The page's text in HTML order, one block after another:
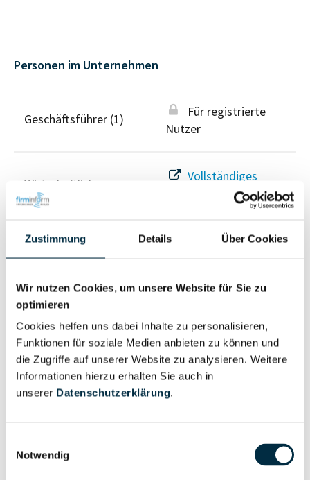
Zustimmung Details Über Cookies
Wir nutzen Cookies, um unsere Website für Sie zu
optimieren
Cookies helfen uns dabei Inhalte zu personalisieren,
Funktionen für soziale Medien anbieten zu können und
die Zugriffe auf unserer Website zu analysieren. Weitere
Informationen hierzu erhalten Sie auch in
unserer Datenschutzerklärung.
Notwendig
Personen im Unternehmen
Geschäftsführer (1)
Für registrierte
Nutzer
Wirtschaftlich
Berechtigter
Vollständiges
Unternehmensprofil
Gesellschafterstruktur
Vollständiges
Unternehmensprofil
anfragen